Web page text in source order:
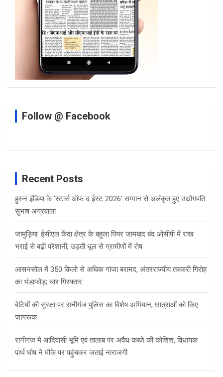
Follow @ Facebook
Recent Posts
हुरुन इंडिया के ‘स्टार्स ऑफ द ईस्ट 2026’ सम्मान से अलंकृत हुए उद्योगपति
सुभाष अग्रवाला
जामुड़िया: ईसीएल केंदा क्षेत्र के बहुला पियर जामबाद बंद ओसीपी में राख
भराई से बढ़ी परेशानी, उड़ती धूल से ग्रामीणों में रोष
आसनसोल में 350 किलो से अधिक गांजा बरामद, अंतरराज्यीय तस्करी गिरोह
का भंडाफोड़; चार गिरफ्तार
बेटियों की सुरक्षा पर रानीगंज पुलिस का विशेष अभियान, छात्राओं को किए
जागरूक
रानीगंज मे आदिवासी भूमि एवं तालाब पर अवैध कब्जे की कोशिश, विधायक
पार्थ घोष ने मौके पर पहुंचकर जताई नाराजगी